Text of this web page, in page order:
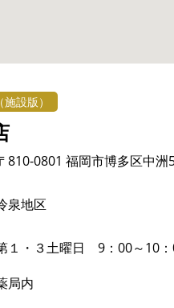
設版）
810-0801 福岡市博多区中洲
泉地区
１・３土曜日 9：00～10
局内